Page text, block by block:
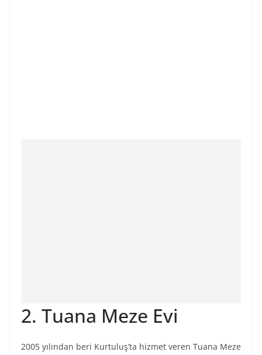
2. Tuana Meze Evi
2005 yılından beri Kurtuluş’ta hizmet veren Tuana Meze